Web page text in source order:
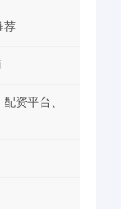
荐
资平台、